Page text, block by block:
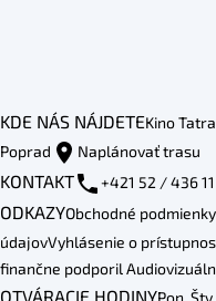
KDE NÁS NÁJDETEKino
Poprad
Naplánovať trasu
KONTAKT +421 52 / 436
ODKAZYObchodné podmienky
údajovVyhlásenie o
finančne podporil
OTVÁRACIE HODINY